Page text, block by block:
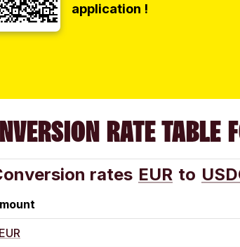
application !
RATE TABLE
rates EUR to